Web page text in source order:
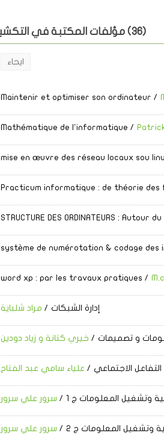
مؤلفات المكتبة في التكشيف 030 (36)
ايحاء
Maintenir et optimiser son ordinateur /
Mathématique de l'informatique /
mise en œuvre des réseau locaux sou
Practicum informatique : de théorie
STRUCTURE DES ORDINATEURS : Autour du
système de numérotation & codage des
word xp : par les travaux pratiques /
إدارة الشبكات / مراد شلباية
و تصميمات / خيري كتانة و زياد دودين
التفاعل الاجتماعي / علياء سامي عبد الفتاح
وتشغيل المعلومات ج 1 / سرور علي سرور
وتشغيل المعلومات ج 2 / سرور علي سرور